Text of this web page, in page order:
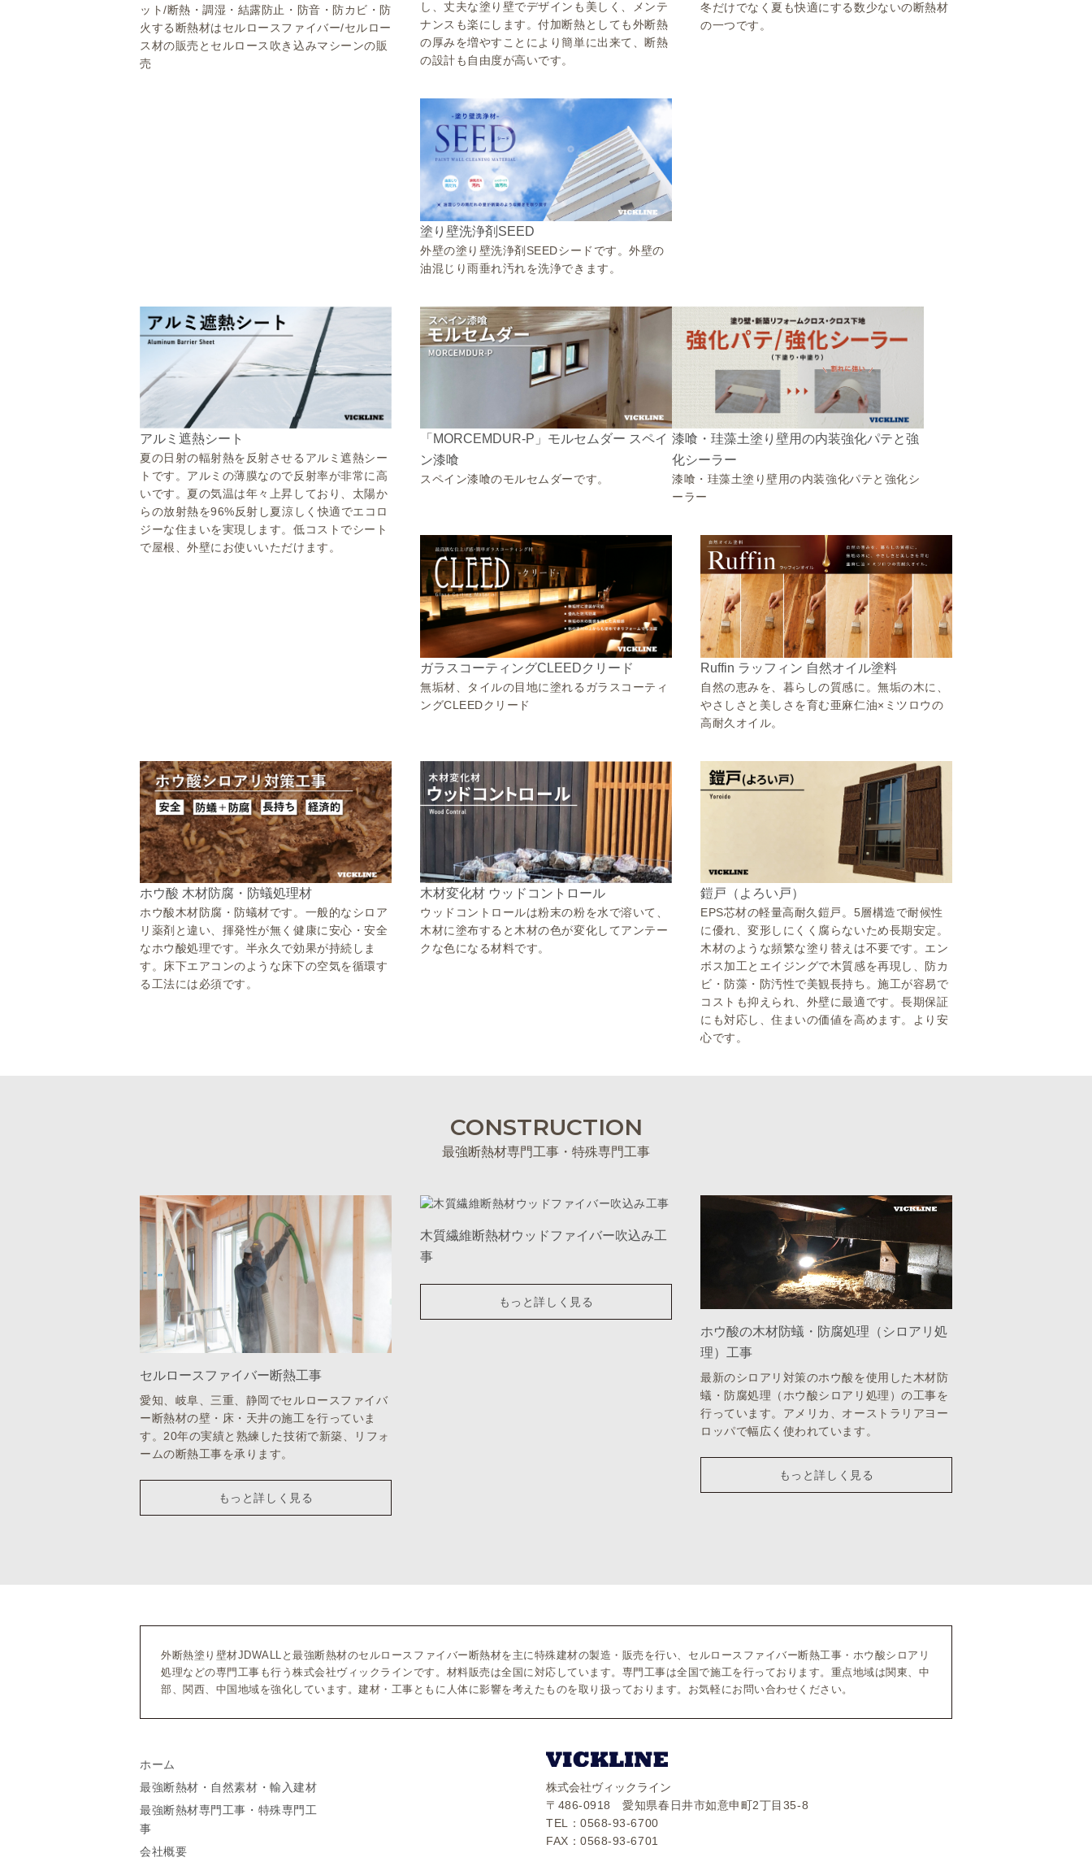
ット/断熱・調湿・結露防止・防音・防カビ・防
火する断熱材はセルロースファイバー/セルロー
ス材の販売とセルロース吹き込みマシーンの販
売
し、丈夫な塗り壁でデザインも美しく、メンテ
ナンスも楽にします。付加断熱としても外断熱
の厚みを増やすことにより簡単に出来て、断熱
の設計も自由度が高いです。
冬だけでなく夏も快適にする数少ないの断熱材
の一つです。
塗り壁洗浄剤SEED
外壁の塗り壁洗浄剤SEEDシードです。外壁の
油混じり雨垂れ汚れを洗浄できます。
アルミ遮熱シート
夏の日射の輻射熱を反射させるアルミ遮熱シー
トです。アルミの薄膜なので反射率が非常に高
いです。夏の気温は年々上昇しており、太陽か
らの放射熱を96%反射し夏涼しく快適でエコロ
ジーな住まいを実現します。低コストでシート
で屋根、外壁にお使いいただけます。
「MORCEMDUR-P」モルセムダー スペイ
ン漆喰
スペイン漆喰のモルセムダーです。
漆喰・珪藻土塗り壁用の内装強化パテと強
化シーラー
漆喰・珪藻土塗り壁用の内装強化パテと強化シ
ーラー
ガラスコーティングCLEEDクリード
無垢材、タイルの目地に塗れるガラスコーティ
ングCLEEDクリード
Ruffin ラッフィン 自然オイル塗料
自然の恵みを、暮らしの質感に。無垢の木に、
やさしさと美しさを育む亜麻仁油×ミツロウの
高耐久オイル。
ホウ酸 木材防腐・防蟻処理材
ホウ酸木材防腐・防蟻材です。一般的なシロア
リ薬剤と違い、揮発性が無く健康に安心・安全
なホウ酸処理です。半永久で効果が持続しま
す。床下エアコンのような床下の空気を循環す
る工法には必須です。
木材変化材 ウッドコントロール
ウッドコントロールは粉末の粉を水で溶いて、
木材に塗布すると木材の色が変化してアンテー
クな色になる材料です。
鎧戸（よろい戸）
EPS芯材の軽量高耐久鎧戸。5層構造で耐候性
に優れ、変形しにくく腐らないため長期安定。
木材のような頻繁な塗り替えは不要です。エン
ボス加工とエイジングで木質感を再現し、防カ
ビ・防藻・防汚性で美観長持ち。施工が容易で
コストも抑えられ、外壁に最適です。長期保証
にも対応し、住まいの価値を高めます。より安
心です。
CONSTRUCTION
最強断熱材専門工事・特殊専門工事
セルロースファイバー断熱工事
愛知、岐阜、三重、静岡でセルロースファイバ
ー断熱材の壁・床・天井の施工を行っていま
す。20年の実績と熟練した技術で新築、リフォ
ームの断熱工事を承ります。
もっと詳しく見る
木質繊維断熱材ウッドファイバー吹込み工
事
もっと詳しく見る
ホウ酸の木材防蟻・防腐処理（シロアリ処
理）工事
最新のシロアリ対策のホウ酸を使用した木材防
蟻・防腐処理（ホウ酸シロアリ処理）の工事を
行っています。アメリカ、オーストラリアヨー
ロッパで幅広く使われています。
もっと詳しく見る
外断熱塗り壁材JDWALLと最強断熱材のセルロースファイバー断熱材を主に特殊建材の製造・販売を行い、セルロースファイバー断熱工事・ホウ酸シロアリ
処理などの専門工事も行う株式会社ヴィックラインです。材料販売は全国に対応しています。専門工事は全国で施工を行っております。重点地域は関東、中
部、関西、中国地域を強化しています。建材・工事ともに人体に影響を考えたものを取り扱っております。お気軽にお問い合わせください。
ホーム
最強断熱材・自然素材・輸入建材
最強断熱材専門工事・特殊専門工
事
会社概要
株式会社ヴィックライン
〒486-0918 愛知県春日井市如意申町2丁目35-8
TEL：0568-93-6700
FAX：0568-93-6701